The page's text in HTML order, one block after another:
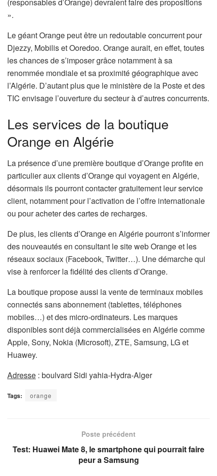
».
Le géant Orange peut être un redoutable concurrent pour
Djezzy, Mobilis et Ooredoo. Orange aurait, en effet, toutes
les chances de s’imposer grâce notamment à sa
renommée mondiale et sa proximité géographique avec
l’Algérie. D’autant plus que le ministère de la Poste et des
TIC envisage l’ouverture du secteur à d’autres concurrents.
Les services de la boutique
Orange en Algérie
La présence d’une première boutique d’Orange profite en
particulier aux clients d’Orange qui voyagent en Algérie,
désormais ils pourront contacter gratuitement leur service
client, notamment pour l’activation de l’offre internationale
ou pour acheter des cartes de recharges.
De plus, les clients d’Orange en Algérie pourront s’informer
des nouveautés en consultant le site web Orange et les
réseaux sociaux (Facebook, Twitter…). Une démarche qui
vise à renforcer la fidélité des clients d’Orange.
La boutique propose aussi la vente de terminaux mobiles
connectés sans abonnement (tablettes, téléphones
mobiles…) et des micro-ordinateurs. Les marques
disponibles sont déjà commercialisées en Algérie comme
Apple, Sony, Nokia (Microsoft), ZTE, Samsung, LG et
Huawey.
Adresse : boulvard Sidi yahia-Hydra-Alger
Tags: orange
Poste précédent
Test: Huawei Mate 8, le smartphone qui pourrait faire
peur a Samsung